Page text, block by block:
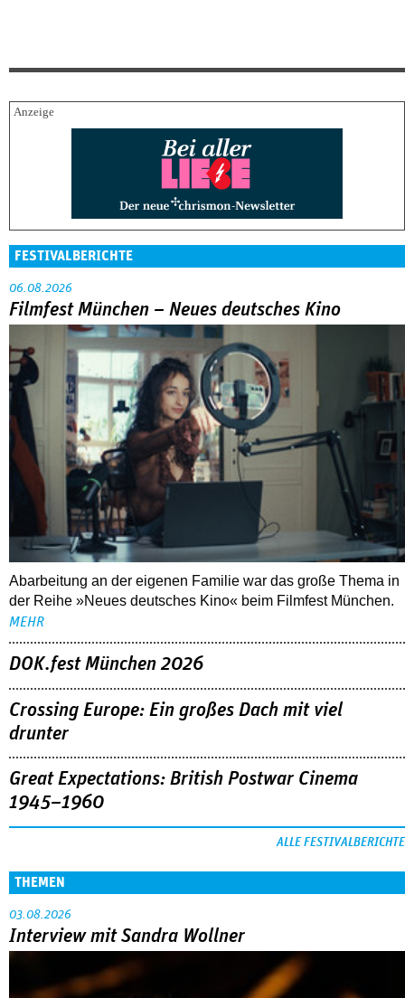
FESTIVALBERICHTE
06.08.2026
Filmfest München – Neues deutsches Kino
Abarbeitung an der eigenen Familie war das große Thema in
der Reihe »Neues deutsches Kino« beim Filmfest München.
MEHR
DOK.fest München 2026
Crossing Europe: Ein großes Dach mit viel
drunter
Great Expectations: British Postwar Cinema
1945–1960
ALLE FESTIVALBERICHTE
THEMEN
03.08.2026
Interview mit Sandra Wollner